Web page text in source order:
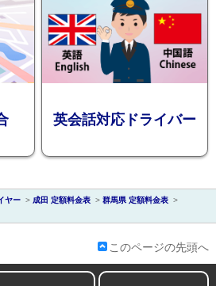
紹
英会話対応ドライバー
ヤー > 成田 定額料金表 > 群馬県 定額料金表 >
このページの先頭へ